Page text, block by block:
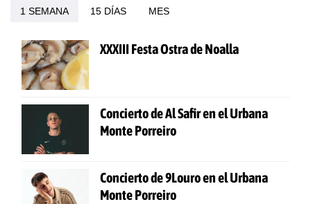
1 SEMANA 15 DÍAS MES
XXXIII Festa Ostra de Noalla
Concierto de Al Safir en el Urbana
Monte Porreiro
Concierto de 9Louro en el Urbana
Monte Porreiro